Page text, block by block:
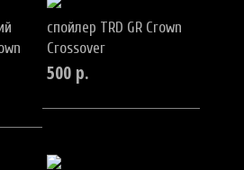
спойлер TRD GR Crown
Crossover
500 р.